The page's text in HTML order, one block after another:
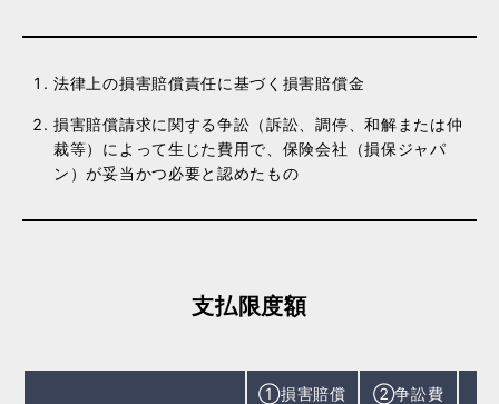
法律上の損害賠償責任に基づく損害賠償金
損害賠償請求に関する争訟（訴訟、調停、和解または仲
裁等）によって生じた費用で、保険会社（損保ジャパ
ン）が妥当かつ必要と認めたもの
支払限度額
①損害賠償
②争訟費